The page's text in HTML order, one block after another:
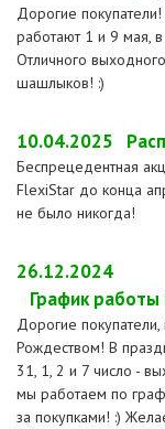
Дорогие
работают 1 и 9 мая,
Отличного
шашлыков! :)
10.04.2025
Беспрецедентная
FlexiStar до конца
не было никогда!
26.12.2024
График работы
Дорогие
Рождеством! В
31, 1, 2 и 7 число -
мы работаем по
за покупками! :)